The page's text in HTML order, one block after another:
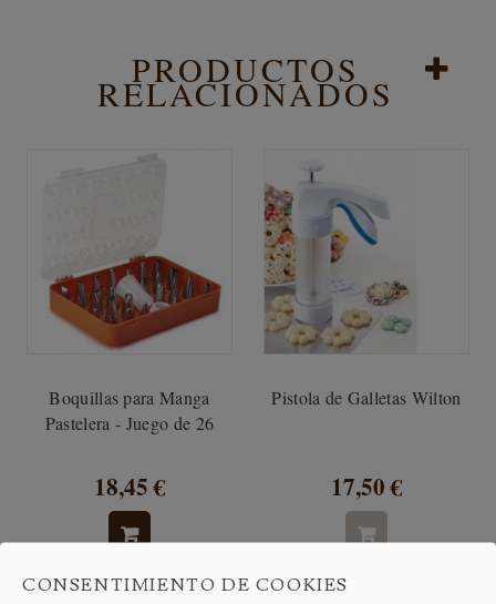
PRODUCTOS
RELACIONADOS
Boquillas para Manga
Pastelera - Juego de 26
18,45 €
Pistola de Galletas Wilton
17,50 €
CONSENTIMIENTO DE COOKIES